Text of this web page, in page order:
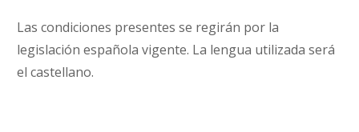
Las condiciones presentes se regirán por la
legislación española vigente. La lengua utilizada será
el castellano.